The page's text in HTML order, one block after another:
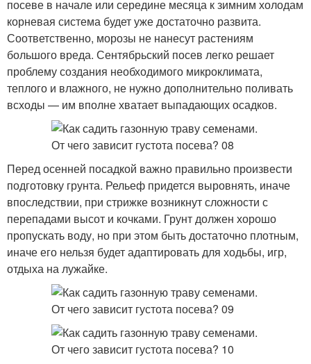
посеве в начале или середине месяца к зимним холодам
корневая система будет уже достаточно развита.
Соответственно, морозы не нанесут растениям
большого вреда. Сентябрьский посев легко решает
проблему создания необходимого микроклимата,
теплого и влажного, не нужно дополнительно поливать
всходы — им вполне хватает выпадающих осадков.
Перед осенней посадкой важно правильно произвести
подготовку грунта. Рельеф придется выровнять, иначе
впоследствии, при стрижке возникнут сложности с
перепадами высот и кочками. Грунт должен хорошо
пропускать воду, но при этом быть достаточно плотным,
иначе его нельзя будет адаптировать для ходьбы, игр,
отдыха на лужайке.